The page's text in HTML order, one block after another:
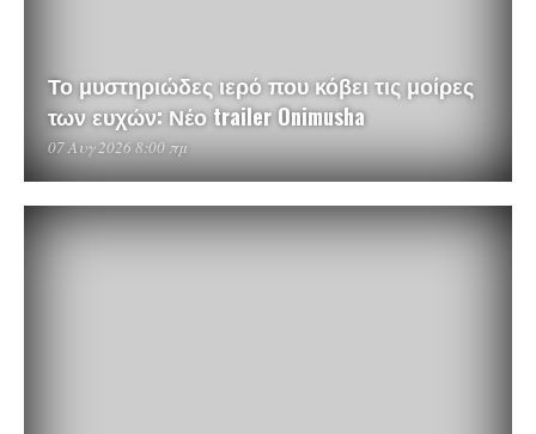
Το μυστηριώδες ιερό που κόβει τις μοίρες
των ευχών: Νέο trailer Onimusha
07 Αυγ 2026 8:00 πμ